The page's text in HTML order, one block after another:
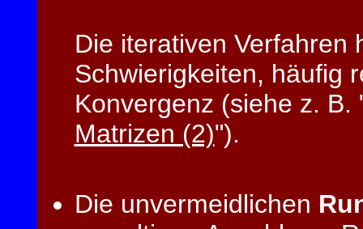
Die iterativen Verfahren
Schwierigkeiten, häufig
Konvergenz (siehe z. B.
Matrizen (2)").
Die unvermeidlichen